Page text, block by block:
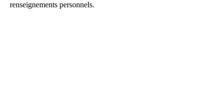
renseignements personnels.